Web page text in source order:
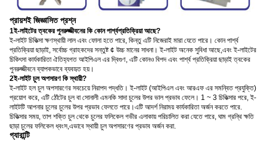
প্রায়শই জিজ্ঞাসিত প্রশ্ন
1ই-লাইটের ত্বকের পুনরুজ্জীবনের কি কোন পার্শ্বপ্রতিক্রিয়া আছে?
ই-লাইট চিকিত্সা ক্ষণস্থায়ী লাল এবং ফোলা হতে পারে, কিন্তু এটি নিজেরাই মারা যেতে পারে। কোন পার্শ্ব
প্রতিক্রিয়া ছাড়াই, সর্বোচ্চ গ্রাহকদের সন্তুষ্ট ¢ উচ্চ মানের সাধনা। ই-লাইট অনেক সুবিধা আছে,এবং ই-লাইটের
চিকিৎসা কার্যকারিতা ঐতিহ্যগত আইপিএল এর দ্বিগুণ, এটি কোনও বিপদ এবং পার্শ্ব প্রতিক্রিয়া ছাড়াই ত্বকের
পুনরুজ্জীবনে ব্যাপকভাবে ব্যবহৃত হয়।
2ই-লাইট চুল অপসারণ কি স্থায়ী?
ই-লাইট হল চুল অপসারণের সবচেয়ে নিরাপদ পদ্ধতি। ই-লাইট (আইপিএল এবং আরএফ এর সমন্বিত প্রযুক্তি)
প্রয়োগ করে, এটি ঠোঁটের চুল বা সোনালী এমনকি সাদা চুলের উপর ভাল প্রভাব ফেলে। 1 ~ 3 চিকিত্সার পরে, ই-
লাইটটি আপনার চুলের চুলের উপর প্রভাব ফেলতে পারে।এটি আদর্শ নিরাময় কার্যকারিতা অর্জন করতে পারে.
চিকিত্সার সময়, তাপ শক্তি চুল থেকে চুলের ফলিকেল গভীর এলাকায় পরিচালিত করা যেতে পারে, ঘাম গ্রন্থি ক্ষতি
ছাড়া চুলের ফলিকেল ধ্বংস,এভাবে স্থায়ী চুল অপসারণের প্রভাব অর্জন করা.
গ্যারান্টি